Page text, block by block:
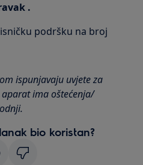
.
podršku na broj
ispunjavaju uvjete za
ima oštećenja/
bio koristan?